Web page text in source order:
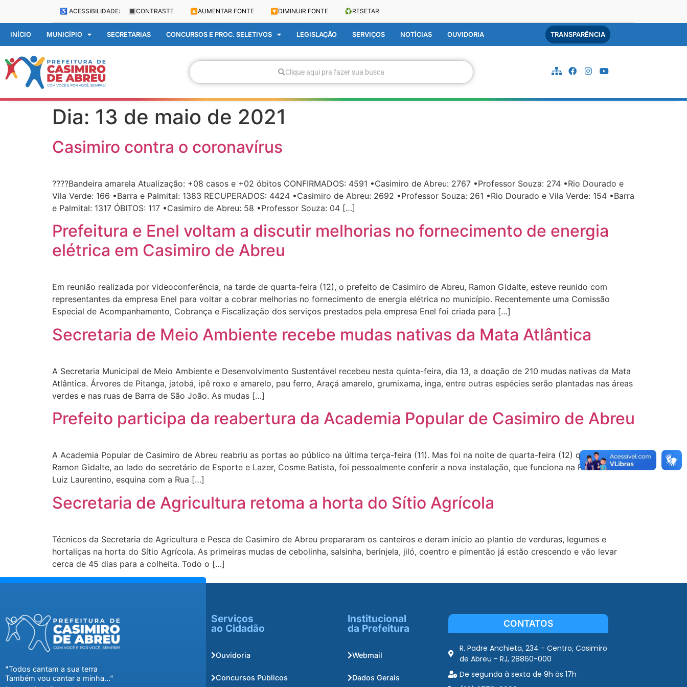
♿ ACESSIBILIDADE: 🔳 CONTRASTE 🔼 AUMENTAR FONTE 🔽 DIMINUIR FONTE ♻️RESETAR
INÍCIO MUNICÍPIO SECRETARIAS CONCURSOS E PROC. SELETIVOS LEGISLAÇÃO SERVIÇOS NOTÍCIAS OUVIDORIA TRANSPARÊNCIA
Clique aqui pra fazer sua busca
Dia: 13 de maio de 2021
Casimiro contra o coronavírus
????Bandeira amarela Atualização: +08 casos e +02 óbitos CONFIRMADOS: 4591 •Casimiro de Abreu: 2767 •Professor Souza: 274 •Rio Dourado e
Vila Verde: 166 •Barra e Palmital: 1383 RECUPERADOS: 4424 •Casimiro de Abreu: 2692 •Professor Souza: 261 •Rio Dourado e Vila Verde: 154 •Barra
e Palmital: 1317 ÓBITOS: 117 •Casimiro de Abreu: 58 •Professor Souza: 04 […]
Prefeitura e Enel voltam a discutir melhorias no fornecimento de energia
elétrica em Casimiro de Abreu
Em reunião realizada por videoconferência, na tarde de quarta-feira (12), o prefeito de Casimiro de Abreu, Ramon Gidalte, esteve reunido com
representantes da empresa Enel para voltar a cobrar melhorias no fornecimento de energia elétrica no município. Recentemente uma Comissão
Especial de Acompanhamento, Cobrança e Fiscalização dos serviços prestados pela empresa Enel foi criada para […]
Secretaria de Meio Ambiente recebe mudas nativas da Mata Atlântica
A Secretaria Municipal de Meio Ambiente e Desenvolvimento Sustentável recebeu nesta quinta-feira, dia 13, a doação de 210 mudas nativas da Mata
Atlântica. Árvores de Pitanga, jatobá, ipê roxo e amarelo, pau ferro, Araçá amarelo, grumixama, inga, entre outras espécies serão plantadas nas áreas
verdes e nas ruas de Barra de São João. As mudas […]
Prefeito participa da reabertura da Academia Popular de Casimiro de Abreu
A Academia Popular de Casimiro de Abreu reabriu as portas ao público na última terça-feira (11). Mas foi na noite de quarta-feira (12) que o prefeito
Ramon Gidalte, ao lado do secretário de Esporte e Lazer, Cosme Batista, foi pessoalmente conferir a nova instalação, que funciona na Rua Pastor
Luiz Laurentino, esquina com a Rua […]
Secretaria de Agricultura retoma a horta do Sítio Agrícola
Técnicos da Secretaria de Agricultura e Pesca de Casimiro de Abreu prepararam os canteiros e deram início ao plantio de verduras, legumes e
hortaliças na horta do Sítio Agrícola. As primeiras mudas de cebolinha, salsinha, berinjela, jiló, coentro e pimentão já estão crescendo e vão levar
cerca de 45 dias para a colheita. Todo o […]
"Todos cantam a sua terra
Também vou cantar a minha..."
Serviços
ao Cidadão
Ouvidoria
Concursos Públicos
Institucional
da Prefeitura
Webmail
Dados Gerais
CONTATOS
R. Padre Anchieta, 234 - Centro, Casimiro
de Abreu - RJ, 28860-000
De segunda à sexta de 9h às 17h